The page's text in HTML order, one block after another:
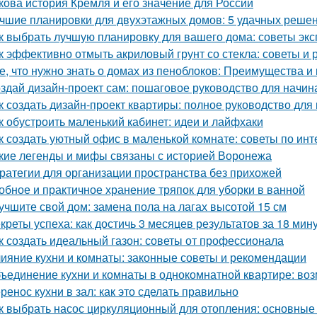
планировки для двухэтажных домов: 5 удачных
выбрать лучшую планировку для вашего дома: советы
эффективно отмыть акриловый грунт со стекла: советы и
что нужно знать о домах из пеноблоков: Преимущества и
дизайн-проект сам: пошаговое руководство для
создать дизайн-проект квартиры: полное руководство
обустроить маленький кабинет: идеи и лайфхаки
создать уютный офис в маленькой комнате: советы по
легенды и мифы связаны с историей Воронежа
для организации пространства без прихожей
и практичное хранение тряпок для уборки в ванной
свой дом: замена пола на лагах высотой 15 см
успеха: как достичь 3 месяцев результатов за 18
создать идеальный газон: советы от профессионала
кухни и комнаты: законные советы и рекомендации
кухни и комнаты в однокомнатной квартире:
кухни в зал: как это сделать правильно
выбрать насос циркуляционный для отопления: